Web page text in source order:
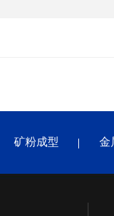
矿粉成型 金